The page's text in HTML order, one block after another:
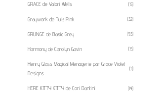
GRACE de Valori Wells (15)
Graywork de Tula Pink (32)
GRUNGE de Basic Grey (93)
Harmony de Carolyn Gavin (15)
Henry Glass Magical Menagerie par Grace Violet
Designs
(11)
HERE KITTY KITTY de Cori Dantini (14)